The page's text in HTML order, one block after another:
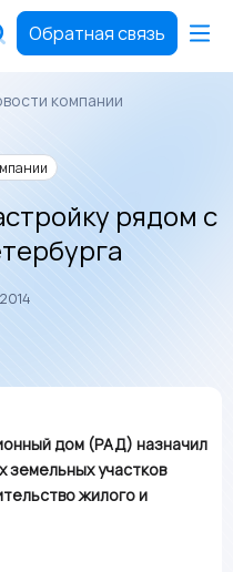
Обратная связь
компании
рядом с
дом (РАД) назначил
земельных участков
жилого и